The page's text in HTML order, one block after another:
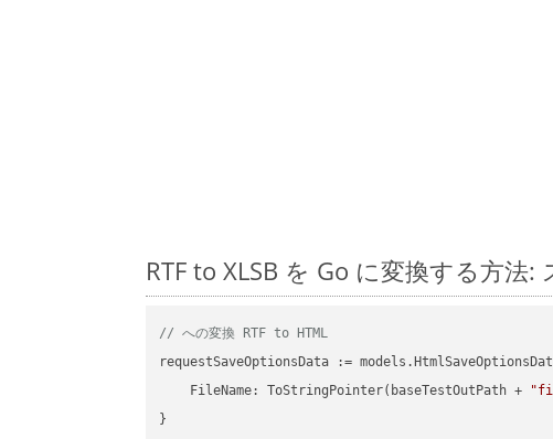
RTF to XLSB を Go に変換する方
// への変換 RTF to HTML
requestSaveOptionsData :=
    FileName: ToStringPointer(baseTestOutPath +
}